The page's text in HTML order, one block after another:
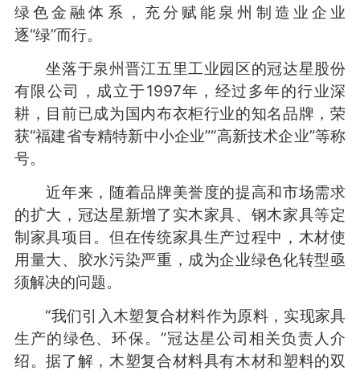
绿色金融体系，充分赋能泉州制造业企业
逐“绿”而行。
坐落于泉州晋江五里工业园区的冠达星股份
有限公司，成立于1997年，经过多年的行业深
耕，目前已成为国内布衣柜行业的知名品牌，荣
获“福建省专精特新中小企业”“高新技术企业”等称
号。
近年来，随着品牌美誉度的提高和市场需求
的扩大，冠达星新增了实木家具、钢木家具等定
制家具项目。但在传统家具生产过程中，木材使
用量大、胶水污染严重，成为企业绿色化转型亟
须解决的问题。
“我们引入木塑复合材料作为原料，实现家具
生产的绿色、环保。”冠达星公司相关负责人介
绍。据了解，木塑复合材料具有木材和塑料的双